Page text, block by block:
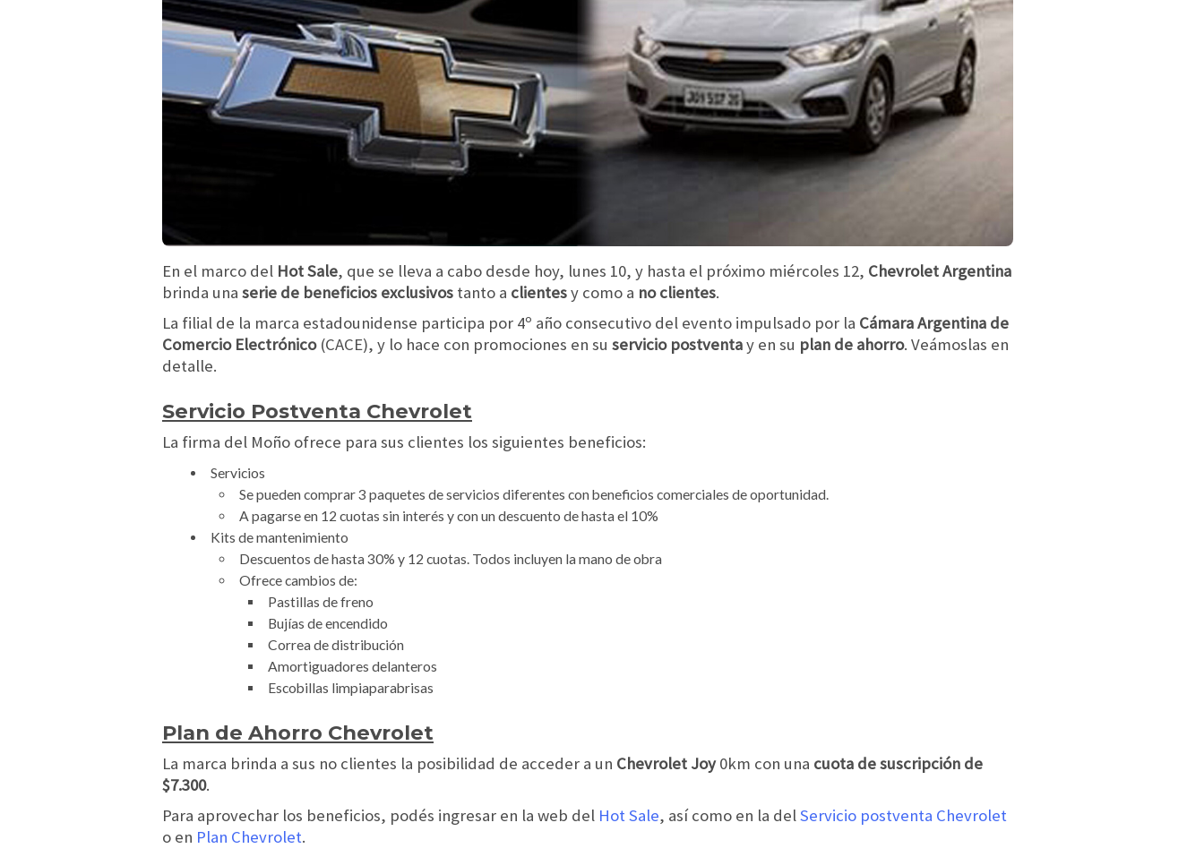
En el marco del Hot Sale, que se lleva a cabo desde hoy, lunes 10, y hasta el próximo miércoles 12, Chevrolet Argentina
brinda una serie de beneficios exclusivos tanto a clientesy como a no clientes.
La filial de la marca estadounidense participa por 4º año consecutivo del evento impulsado por la Cámara Argentina de
Comercio Electrónico(CACE), y lo hace con promociones en su servicio postventay en su plan de ahorro. Veámoslas en
detalle.
Servicio Postventa Chevrolet
La firma del Moño ofrece para sus clientes los siguientes beneficios:
Servicios
Se pueden comprar 3 paquetes de servicios diferentes con beneficios comerciales de oportunidad.
A pagarse en 12 cuotas sin interés y con un descuento de hasta el 10%
Kits de mantenimiento
Descuentos de hasta 30% y 12 cuotas. Todos incluyen la mano de obra
Ofrece cambios de:
Pastillas de freno
Bujías de encendido
Correa de distribución
Amortiguadores delanteros
Escobillas limpiaparabrisas
Plan de Ahorro Chevrolet
La marca brinda a sus no clientes la posibilidad de acceder a un Chevrolet Joy0km con una cuota de suscripción de
$7.300.
Para aprovechar los beneficios, podés ingresar en la web del Hot Sale, así como en la delServicio postventa Chevrolet
o en Plan Chevrolet.